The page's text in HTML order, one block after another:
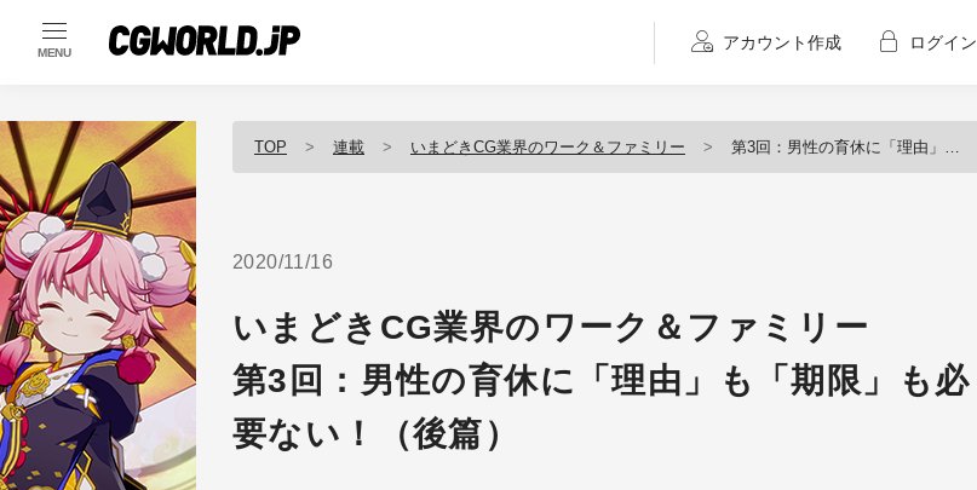
MENU
アカウント作成 ログイン
TOP 連載 いまどきCG業界のワーク＆ファミリー 第3回：男性の育休に「理由」も「期限」も必要ない！（後篇）
2020/11/16
いまどきCG業界のワーク＆ファミリー
第3回：男性の育休に「理由」も「期限」も必
要ない！（後篇）